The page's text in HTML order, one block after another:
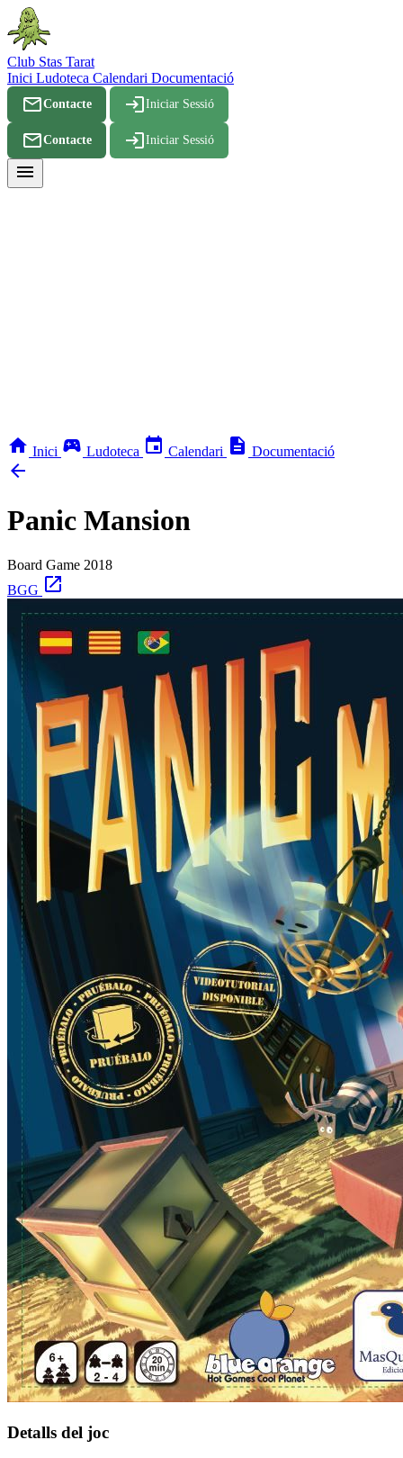
Club Stas Tarat
Inici Ludoteca Calendari Documentació
mail_outlineContacte loginIniciar Sessió
mail_outlineContacte loginIniciar Sessió
menu
home Inici sports_esports Ludoteca event Calendari description Documentació
arrow_back
Panic Mansion
Board Game 2018
BGG open_in_new
Detalls del joc